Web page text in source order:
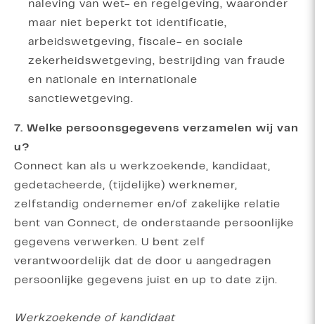
naleving van wet- en regelgeving, waaronder
maar niet beperkt tot identificatie,
arbeidswetgeving, fiscale- en sociale
zekerheidswetgeving, bestrijding van fraude
en nationale en internationale
sanctiewetgeving.
7. Welke persoonsgegevens verzamelen wij van
u?
Connect kan als u werkzoekende, kandidaat,
gedetacheerde, (tijdelijke) werknemer,
zelfstandig ondernemer en/of zakelijke relatie
bent van Connect, de onderstaande persoonlijke
gegevens verwerken. U bent zelf
verantwoordelijk dat de door u aangedragen
persoonlijke gegevens juist en up to date zijn.
Werkzoekende of kandidaat